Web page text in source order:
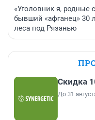
«Уголовник я, родные
бывший «афганец» 30
леса под Рязанью
Скидка
До 31